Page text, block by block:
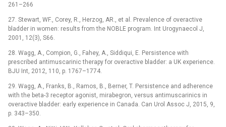
261–266
27. Stewart, WF., Corey, R., Herzog, AR., et al. Prevalence of overactive
bladder in women: results from the NOBLE program. Int Urogynaecol J,
2001, 12(3), S66.
28. Wagg, A., Compion, G., Fahey, A., Siddiqui, E. Persistence with
prescribed antimuscarinic therapy for overactive bladder: a UK experience.
BJU Int, 2012, 110, p. 1767–1774.
29. Wagg, A., Franks, B., Ramos, B., Berner, T. Persistence and adherence
with the beta-3 receptor agonist, mirabegron, versus antimuscarinics in
overactive bladder: early experience in Canada. Can Urol Assoc J, 2015, 9,
p. 343–350.